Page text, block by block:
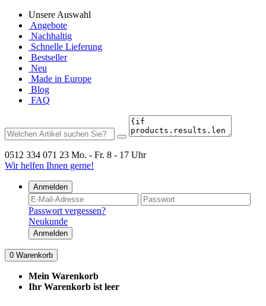
Unsere Auswahl
Angebote
Nachhaltig
Schnelle Lieferung
Bestseller
Neu
Made in Europe
Blog
FAQ
0512 334 071 23 Mo. - Fr. 8 - 17 Uhr
Wir helfen Ihnen gerne!
Anmelden
Passwort vergessen?
Neukunde
Anmelden
0 Warenkorb
Mein Warenkorb
Ihr Warenkorb ist leer